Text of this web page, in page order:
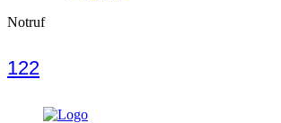
Notruf
122